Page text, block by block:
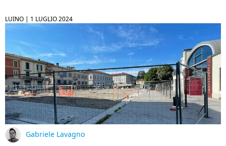
LUINO | 1 LUGLIO 2024
Gabriele Lavagno